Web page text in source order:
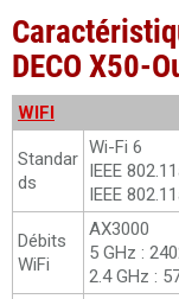
DECO X50-
WIFI
Standar
ds
Wi-Fi 6
IEEE
IEEE
Débits
WiFi
AX3000
5 GHz :
2.4 GHz :